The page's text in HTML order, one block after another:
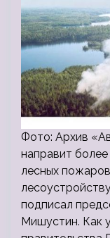
Фото: Архив
направит
лесных
подписал
Мишустин. Как